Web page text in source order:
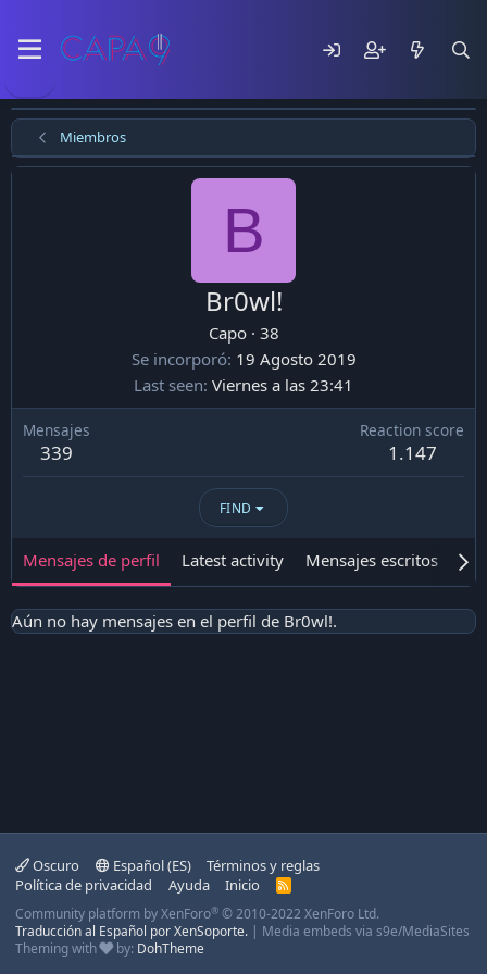
Miembros
B
Br0wl!
Capo · 38
Se incorporó 19 Agosto 2019
Last seen Viernes a las 23:41
Mensajes
339
Reaction score
1.147
FIND
Mensajes de perfil Latest activity Mensajes escritos
Aún no hay mensajes en el perfil de Br0wl!.
Oscuro Español (ES)
Términos y reglas
Política de privacidad
Ayuda Inicio
R
S
Community platform by XenForo® © 2010-2022 XenForo Ltd.
Traducción al Español por XenSoporte. | Media embeds via s9e/MediaSites
Theming with
by: DohTheme